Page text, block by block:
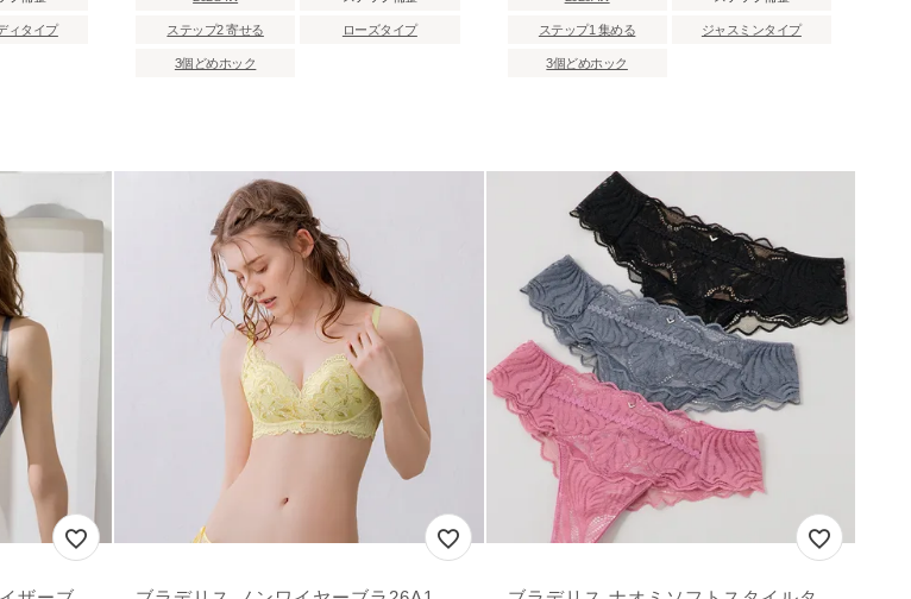
ィタイプ ステップ2 寄せる ローズタイプ
3個どめホック
ステップ1 集める ジャスミンタイプ
3個どめホック